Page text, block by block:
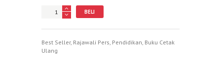
Jumlah BELI
Best Seller, Rajawali Pers, Pendidikan, Buku Cetak
Ulang